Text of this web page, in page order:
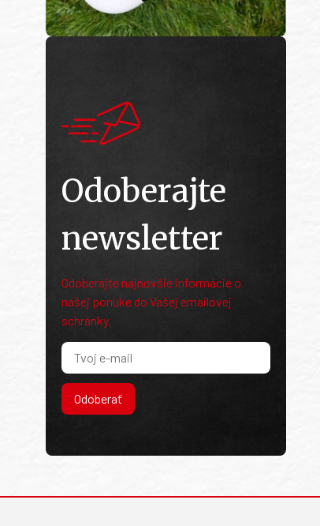
Odoberajte
newsletter
Odoberajte najnovšie informácie o
našej ponuke do Vašej emailovej
schránky.
Odoberať